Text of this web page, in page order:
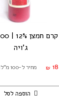
קרם חמצן 12% | 500 מ"ל
ג'ויה
₪ 18 מחיר ל-100 מ"ל: ₪3.60
הוספה לסל